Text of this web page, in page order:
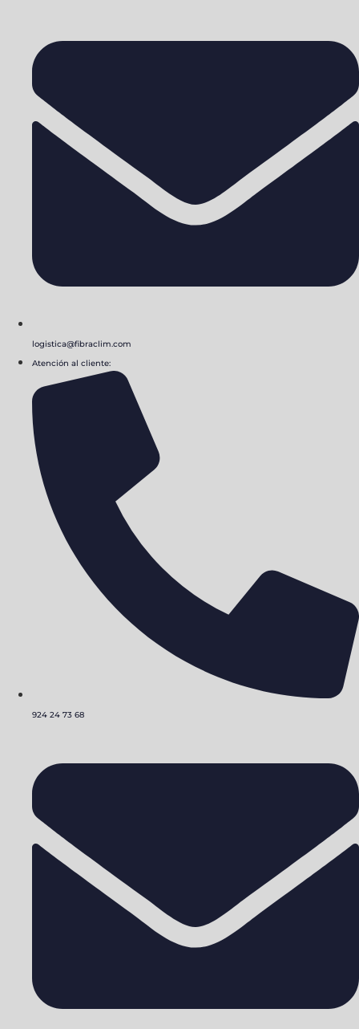
logistica@fibraclim.com
Atención al cliente:
924 24 73 68